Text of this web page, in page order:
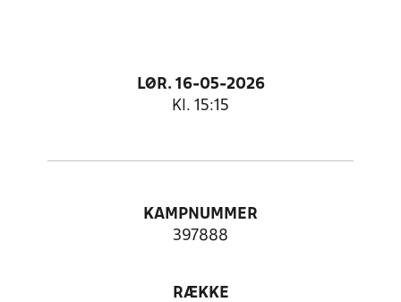
LØR. 16-05-2026
Kl. 15:15
KAMPNUMMER
397888
RÆKKE